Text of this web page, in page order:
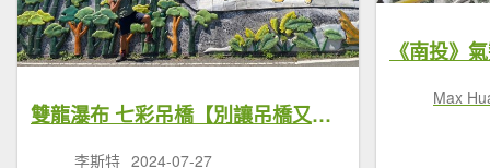
雙龍瀑布 七彩吊橋【別讓吊橋又消失了 大家一起來推國旅吧!!】
李斯特 2024-07-27
Max